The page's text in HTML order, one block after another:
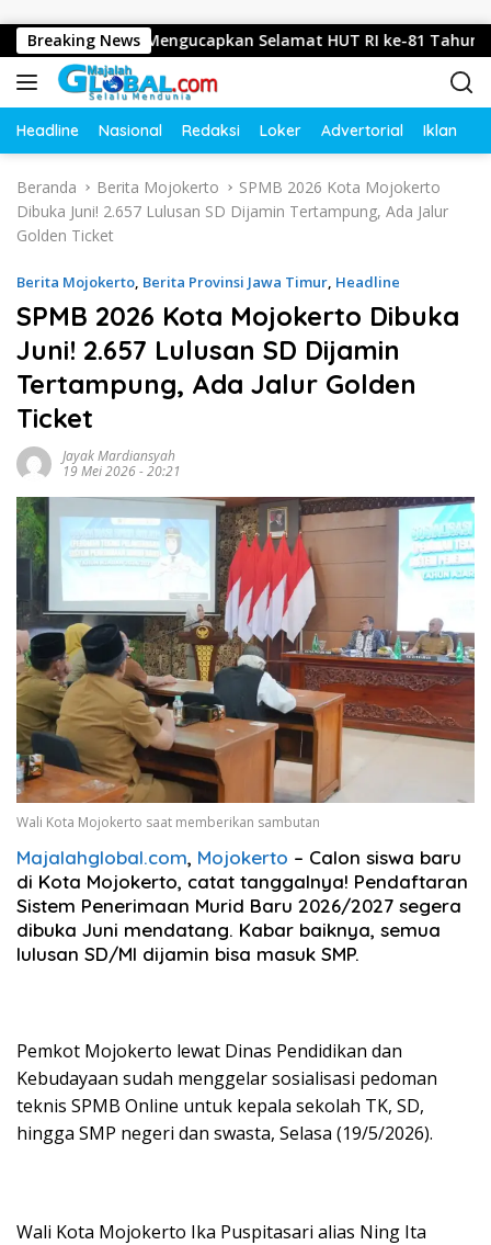
Breaking News
Mengucapkan Selamat HUT RI ke-81 Tahun 2026
Headline Nasional Redaksi Loker Advertorial Iklan
Beranda Berita Mojokerto
SPMB 2026 Kota Mojokerto
Dibuka Juni! 2.657 Lulusan SD Dijamin Tertampung, Ada Jalur
Golden Ticket
Berita Mojokerto, Berita Provinsi Jawa Timur, Headline
SPMB 2026 Kota Mojokerto Dibuka
Juni! 2.657 Lulusan SD Dijamin
Tertampung, Ada Jalur Golden
Ticket
Jayak Mardiansyah
19 Mei 2026 - 20:21
Wali Kota Mojokerto saat memberikan sambutan
Majalahglobal.com, Mojokerto – Calon siswa baru
di Kota Mojokerto, catat tanggalnya! Pendaftaran
Sistem Penerimaan Murid Baru 2026/2027 segera
dibuka Juni mendatang. Kabar baiknya, semua
lulusan SD/MI dijamin bisa masuk SMP.
Pemkot Mojokerto lewat Dinas Pendidikan dan
Kebudayaan sudah menggelar sosialisasi pedoman
teknis SPMB Online untuk kepala sekolah TK, SD,
hingga SMP negeri dan swasta, Selasa (19/5/2026).
Wali Kota Mojokerto Ika Puspitasari alias Ning Ita